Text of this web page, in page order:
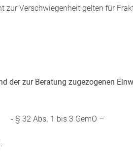
zur Verschwiegenheit gelten für
der zur Beratung zugezogenen
- § 32 Abs. 1 bis 3 GemO –